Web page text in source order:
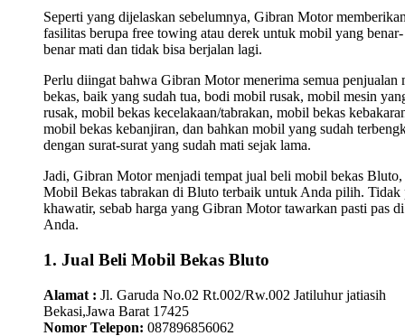
Seperti yang dijelaskan sebelumnya, Gibran Motor
fasilitas berupa free towing atau derek untuk mobil yang benar-
benar mati dan tidak bisa berjalan lagi.
Perlu diingat bahwa Gibran Motor menerima semua penjualan
bekas, baik yang sudah tua, bodi mobil rusak, mobil mesin
rusak, mobil bekas kecelakaan/tabrakan, mobil bekas
mobil bekas kebanjiran, dan bahkan mobil yang sudah
dengan surat-surat yang sudah mati sejak lama.
Jadi, Gibran Motor menjadi tempat jual beli mobil bekas Bluto,
Mobil Bekas tabrakan di Bluto terbaik untuk Anda pilih. Tidak
khawatir, sebab harga yang Gibran Motor tawarkan pasti pas di
Anda.
1. Jual Beli Mobil Bekas Bluto
Alamat : Jl. Garuda No.02 Rt.002/Rw.002 Jatiluhur jatiasih
Bekasi,Jawa Barat 17425
Nomor Telepon: 087896856062